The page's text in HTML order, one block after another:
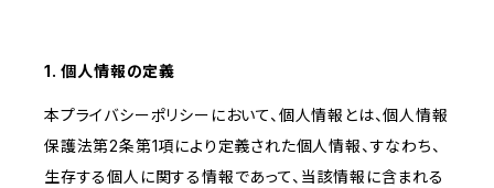
1. 個人情報の定義
本プライバシーポリシーにおいて、個人情報とは、個人情報
保護法第2条第1項により定義された個人情報、すなわち、
生存する個人に関する情報であって、当該情報に含まれる